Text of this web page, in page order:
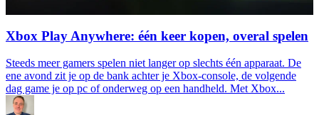
Xbox Play Anywhere: één keer kopen, overal spelen
Steeds meer gamers spelen niet langer op slechts één apparaat. De
ene avond zit je op de bank achter je Xbox-console, de volgende
dag game je op pc of onderweg op een handheld. Met Xbox...